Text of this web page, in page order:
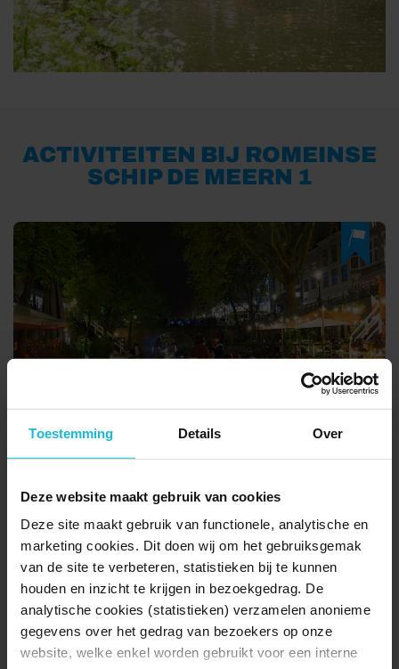
Toestemming Details Over
Deze website maakt gebruik van cookies
Deze site maakt gebruik van functionele, analytische en
marketing cookies. Dit doen wij om het gebruiksgemak
van de site te verbeteren, statistieken bij te kunnen
houden en inzicht te krijgen in bezoekgedrag. De
analytische cookies (statistieken) verzamelen anonieme
gegevens over het gedrag van bezoekers op onze
website, welke enkel worden gebruikt voor een interne
ACTIVITEITEN BIJ ROMEINSE
SCHIP DE MEERN 1
Rondvaart in Utrecht met het Romeinse Schip
27-08-2026
Romeinse schip De Meern 1
Rondvaart in Utrecht met het Romeinse Schip